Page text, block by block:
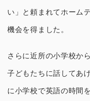
い」と頼まれてホーム
機会を得ました。
さらに近所の小学校か
子どもたちに話してあ
に小学校で英語の時間